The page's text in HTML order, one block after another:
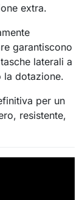
extra.
garantiscono
laterali a
la dotazione.
per un
resistente,